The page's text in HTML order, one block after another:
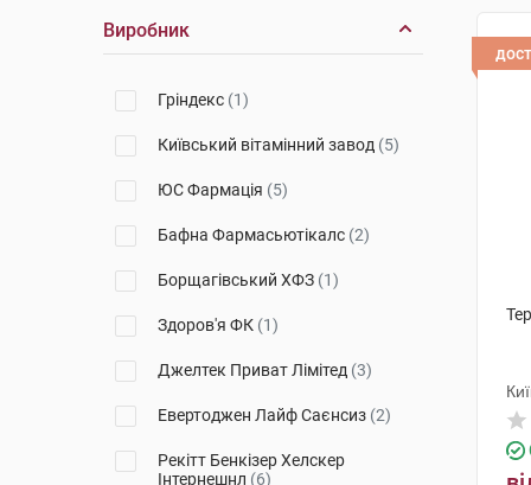
Виробник
Гріндекс (1)
Київський вітамінний завод (5)
ЮС Фармація (5)
Бафна Фармасьютікалс (2)
Борщагівський ХФЗ (1)
Здоров'я ФК (1)
Джелтек Приват Лімітед (3)
Евертоджен Лайф Саєнсиз (2)
Рекітт Бенкізер Хелскер
Інтернешнл (6)